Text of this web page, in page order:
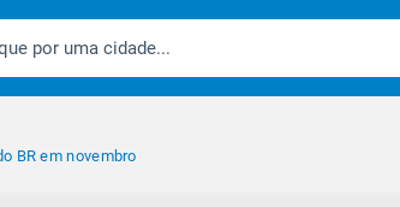
BR em novembro